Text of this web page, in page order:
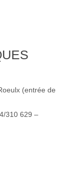
(entrée de
310 629 –